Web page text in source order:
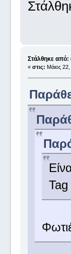
Στάλθηκε
« στις: Μάιος